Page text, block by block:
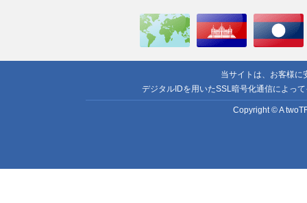
当サイトは、お客様に
デジタルIDを用いたSSL暗号化通信によっ
Copyright © A